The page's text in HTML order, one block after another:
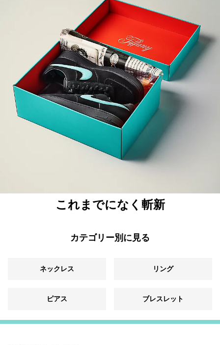
これまでになく斬新
カテゴリー別に見る
ネックレス リング
ピアス ブレスレット